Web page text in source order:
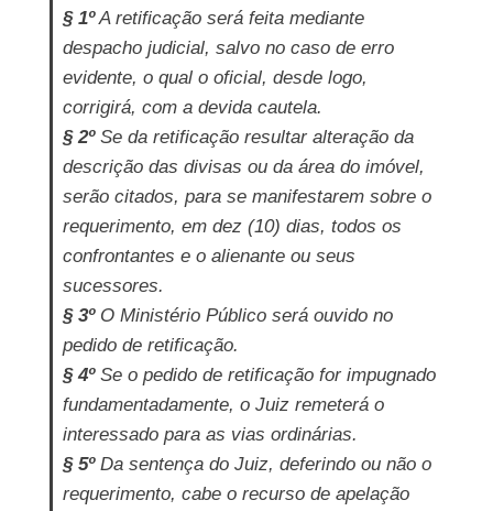
§ 1ºA retificação será feita mediante
despacho judicial, salvo no caso de erro
evidente, o qual o oficial, desde logo,
corrigirá, com a devida cautela.
§ 2ºSe da retificação resultar alteração da
descrição das divisas ou da área do imóvel,
serão citados, para se manifestarem sobre o
requerimento, em dez (10) dias, todos os
confrontantes e o alienante ou seus
sucessores.
§ 3ºO Ministério Público será ouvido no
pedido de retificação.
§ 4ºSe o pedido de retificação for impugnado
fundamentadamente, o Juiz remeterá o
interessado para as vias ordinárias.
§ 5ºDa sentença do Juiz, deferindo ou não o
requerimento, cabe o recurso de apelação